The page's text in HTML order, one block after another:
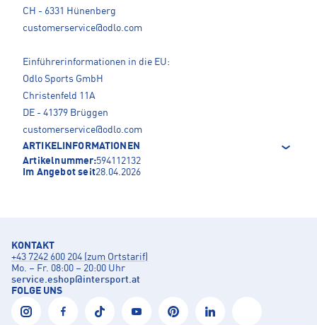
CH - 6331 Hünenberg
customerservice@odlo.com
Einführerinformationen in die EU:
Odlo Sports GmbH
Christenfeld 11A
DE - 41379 Brüggen
customerservice@odlo.com
ARTIKELINFORMATIONEN
Artikelnummer:594112132
Im Angebot seit28.04.2026
KONTAKT
+43 7242 600 204 (zum Ortstarif)
Mo. – Fr. 08:00 – 20:00 Uhr
service.eshop@intersport.at
FOLGE UNS